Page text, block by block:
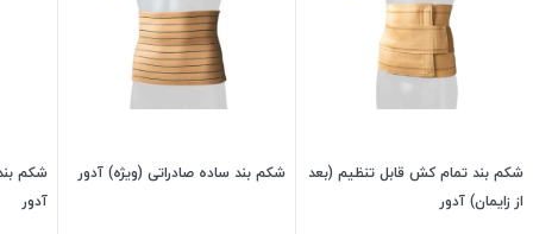
شکم بند تمام کش قابل تنظیم (بعد
از زایمان) آدور
شکم بند ساده صادراتی (ویژه) آدور
شکم
آدور